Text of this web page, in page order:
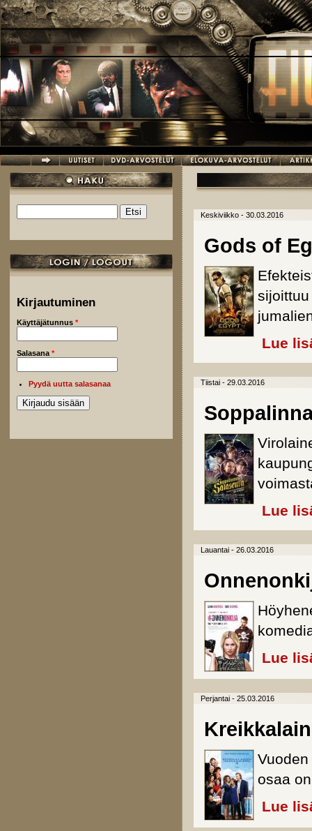
Hyppää pääsisältöön
Hakulomake
Kirjautuminen
Käyttäjätunnus *
Salasana *
Pyydä uutta salasanaa
Keskiviikko - 30.03.2016
Gods of
Lue
Tiistai - 29.03.2016
Lue
Lauantai - 26.03.2016
Lue
Perjantai - 25.03.2016
osaa
Lue